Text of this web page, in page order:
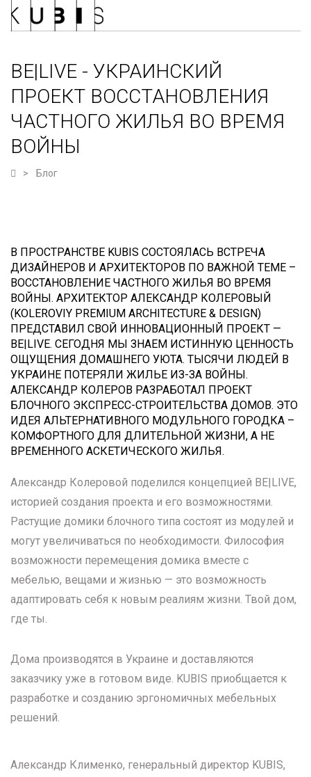
BE|LIVE - УКРАИНСКИЙ
ПРОЕКТ ВОССТАНОВЛЕНИЯ
ЧАСТНОГО ЖИЛЬЯ ВО ВРЕМЯ
ВОЙНЫ
Блог
В ПРОСТРАНСТВЕ KUBIS СОСТОЯЛАСЬ ВСТРЕЧА
ДИЗАЙНЕРОВ И АРХИТЕКТОРОВ ПО ВАЖНОЙ ТЕМЕ –
ВОССТАНОВЛЕНИЕ ЧАСТНОГО ЖИЛЬЯ ВО ВРЕМЯ
ВОЙНЫ. АРХИТЕКТОР АЛЕКСАНДР КОЛЕРОВЫЙ
(KOLEROVIY PREMIUM ARCHITECTURE & DESIGN)
ПРЕДСТАВИЛ СВОЙ ИННОВАЦИОННЫЙ ПРОЕКТ —
BE|LIVE. СЕГОДНЯ МЫ ЗНАЕМ ИСТИННУЮ ЦЕННОСТЬ
ОЩУЩЕНИЯ ДОМАШНЕГО УЮТА. ТЫСЯЧИ ЛЮДЕЙ В
УКРАИНЕ ПОТЕРЯЛИ ЖИЛЬЕ ИЗ-ЗА ВОЙНЫ.
АЛЕКСАНДР КОЛЕРОВ РАЗРАБОТАЛ ПРОЕКТ
БЛОЧНОГО ЭКСПРЕСС-СТРОИТЕЛЬСТВА ДОМОВ. ЭТО
ИДЕЯ АЛЬТЕРНАТИВНОГО МОДУЛЬНОГО ГОРОДКА –
КОМФОРТНОГО ДЛЯ ДЛИТЕЛЬНОЙ ЖИЗНИ, А НЕ
ВРЕМЕННОГО АСКЕТИЧЕСКОГО ЖИЛЬЯ.
Александр Колеровой поделился концепцией BE|LIVE,
историей создания проекта и его возможностями.
Растущие домики блочного типа состоят из модулей и
могут увеличиваться по необходимости. Философия
возможности перемещения домика вместе с
мебелью, вещами и жизнью — это возможность
адаптировать себя к новым реалиям жизни. Твой дом,
где ты.
Дома производятся в Украине и доставляются
заказчику уже в готовом виде. KUBIS приобщается к
разработке и созданию эргономичных мебельных
решений.
Александр Клименко, генеральный директор KUBIS,